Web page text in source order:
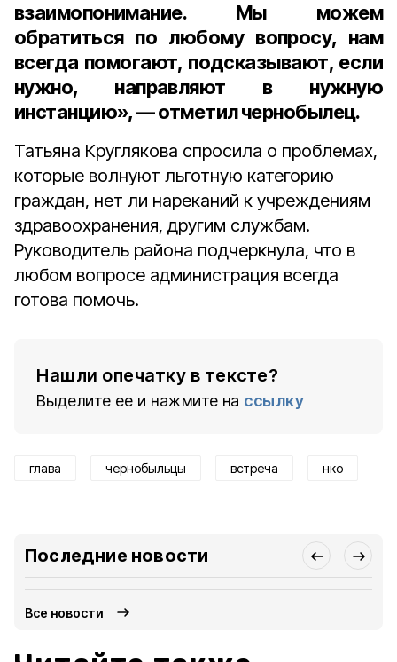
взаимопонимание. Мы можем
обратиться по любому вопросу, нам
всегда помогают, подсказывают, если
нужно, направляют в нужную
инстанцию», — отметил чернобылец.
Татьяна Круглякова спросила о проблемах,
которые волнуют льготную категорию
граждан, нет ли нареканий к учреждениям
здравоохранения, другим службам.
Руководитель района подчеркнула, что в
любом вопросе администрация всегда
готова помочь.
Нашли опечатку в тексте?
Выделите ее и нажмите на ссылку
глава чернобыльцы встреча нко
Последние новости
Все новости